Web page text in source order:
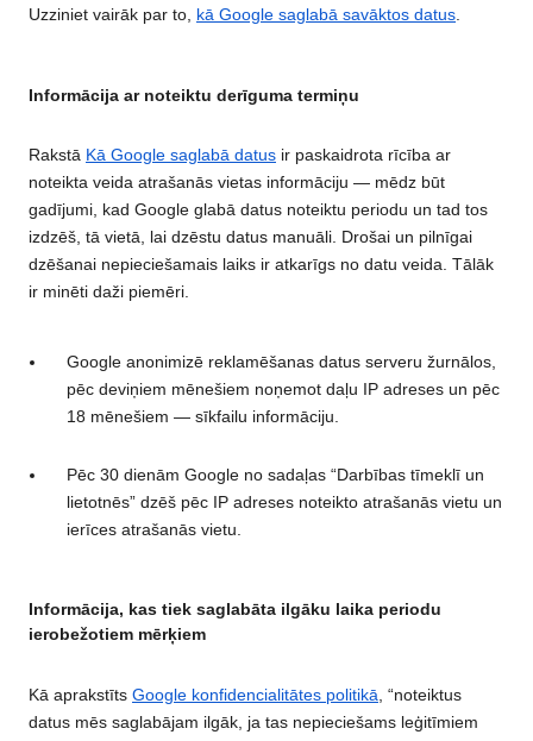
Uzziniet vairāk par to, kā Google saglabā savāktos datus.
Informācija ar noteiktu derīguma termiņu
Rakstā Kā Google saglabā datus ir paskaidrota rīcība ar
noteikta veida atrašanās vietas informāciju — mēdz būt
gadījumi, kad Google glabā datus noteiktu periodu un tad tos
izdzēš, tā vietā, lai dzēstu datus manuāli. Drošai un pilnīgai
dzēšanai nepieciešamais laiks ir atkarīgs no datu veida. Tālāk
ir minēti daži piemēri.
Google anonimizē reklamēšanas datus serveru žurnālos,
pēc deviņiem mēnešiem noņemot daļu IP adreses un pēc
18 mēnešiem — sīkfailu informāciju.
Pēc 30 dienām Google no sadaļas “Darbības tīmeklī un
lietotnēs” dzēš pēc IP adreses noteikto atrašanās vietu un
ierīces atrašanās vietu.
Informācija, kas tiek saglabāta ilgāku laika periodu
ierobežotiem mērķiem
Kā aprakstīts Google konfidencialitātes politikā , “noteiktus
datus mēs saglabājam ilgāk, ja tas nepieciešams leģitīmiem